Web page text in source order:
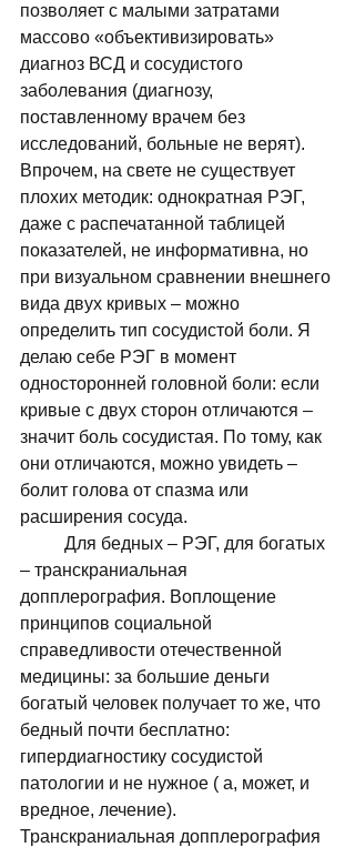
позволяет с малыми затратами
массово «объективизировать»
диагноз ВСД и сосудистого
заболевания (диагнозу,
поставленному врачем без
исследований, больные не верят).
Впрочем, на свете не существует
плохих методик: однократная РЭГ,
даже с распечатанной таблицей
показателей, не информативна, но
при визуальном сравнении внешнего
вида двух кривых – можно
определить тип сосудистой боли. Я
делаю себе РЭГ в момент
односторонней головной боли: если
кривые с двух сторон отличаются –
значит боль сосудистая. По тому, как
они отличаются, можно увидеть –
болит голова от спазма или
расширения сосуда.
– транскраниальная
допплерография. Воплощение
принципов социальной
справедливости отечественной
медицины: за большие деньги
богатый человек получает то же, что
бедный почти бесплатно:
гипердиагностику сосудистой
патологии и не нужное ( а, может, и
вредное, лечение).
Транскраниальная допплерография